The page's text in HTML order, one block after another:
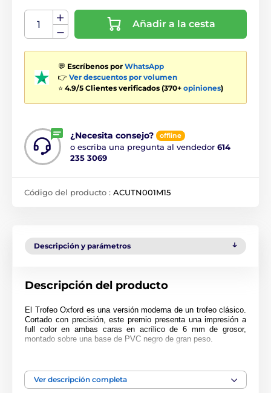
Añadir a la cesta
💬 Escríbenos por WhatsApp
👉 Ver descuentos por volumen
⭐ 4.9/5 Clientes verificados (370+ opiniones)
¿Necesita consejo? offline
o escriba una pregunta al vendedor 614
235 3069
Código del producto : ACUTN001M15
Descripción y parámetros
Descripción del producto
El Trofeo Oxford es una versión moderna de un trofeo clásico.
Cortado con precisión, este premio presenta una impresión a
full color en ambas caras en acrílico de 6 mm de grosor,
montado sobre una base de PVC negro de gran peso.
Ver descripción completa